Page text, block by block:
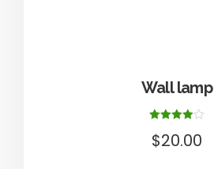
Wall lamp
$20.00